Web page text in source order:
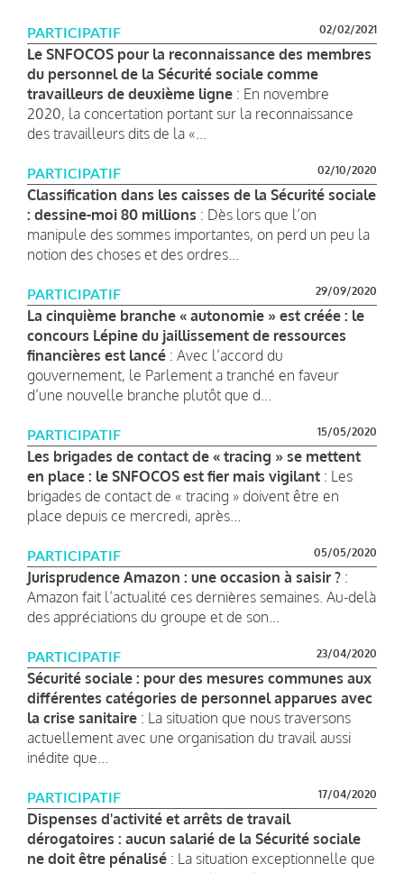
PARTICIPATIF 02/02/2021
Le SNFOCOS pour la reconnaissance des membres
du personnel de la Sécurité sociale comme
travailleurs de deuxième ligne : En novembre
2020, la concertation portant sur la reconnaissance
des travailleurs dits de la «...
PARTICIPATIF 02/10/2020
Classification dans les caisses de la Sécurité sociale
: dessine-moi 80 millions : Dès lors que l’on
manipule des sommes importantes, on perd un peu la
notion des choses et des ordres...
PARTICIPATIF 29/09/2020
La cinquième branche « autonomie » est créée : le
concours Lépine du jaillissement de ressources
financières est lancé : Avec l’accord du
gouvernement, le Parlement a tranché en faveur
d’une nouvelle branche plutôt que d...
PARTICIPATIF 15/05/2020
Les brigades de contact de « tracing » se mettent
en place : le SNFOCOS est fier mais vigilant : Les
brigades de contact de « tracing » doivent être en
place depuis ce mercredi, après...
PARTICIPATIF 05/05/2020
Jurisprudence Amazon : une occasion à saisir ? :
Amazon fait l’actualité ces dernières semaines. Au-delà
des appréciations du groupe et de son...
PARTICIPATIF 23/04/2020
Sécurité sociale : pour des mesures communes aux
différentes catégories de personnel apparues avec
la crise sanitaire : La situation que nous traversons
actuellement avec une organisation du travail aussi
inédite que...
PARTICIPATIF 17/04/2020
Dispenses d'activité et arrêts de travail
dérogatoires : aucun salarié de la Sécurité sociale
ne doit être pénalisé : La situation exceptionnelle que